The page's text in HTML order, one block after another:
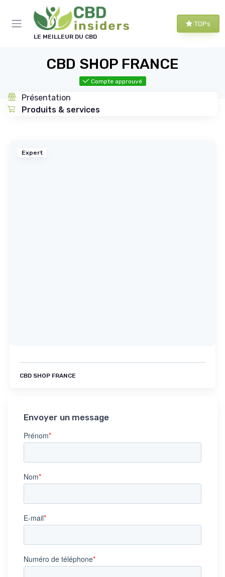
LE MEILLEUR DU CBD
TOPs
CBD SHOP FRANCE
Compte approuvé
Présentation
Produits & services
Expert
CBD SHOP FRANCE
Envoyer un message
Panneau de gestion des cookies